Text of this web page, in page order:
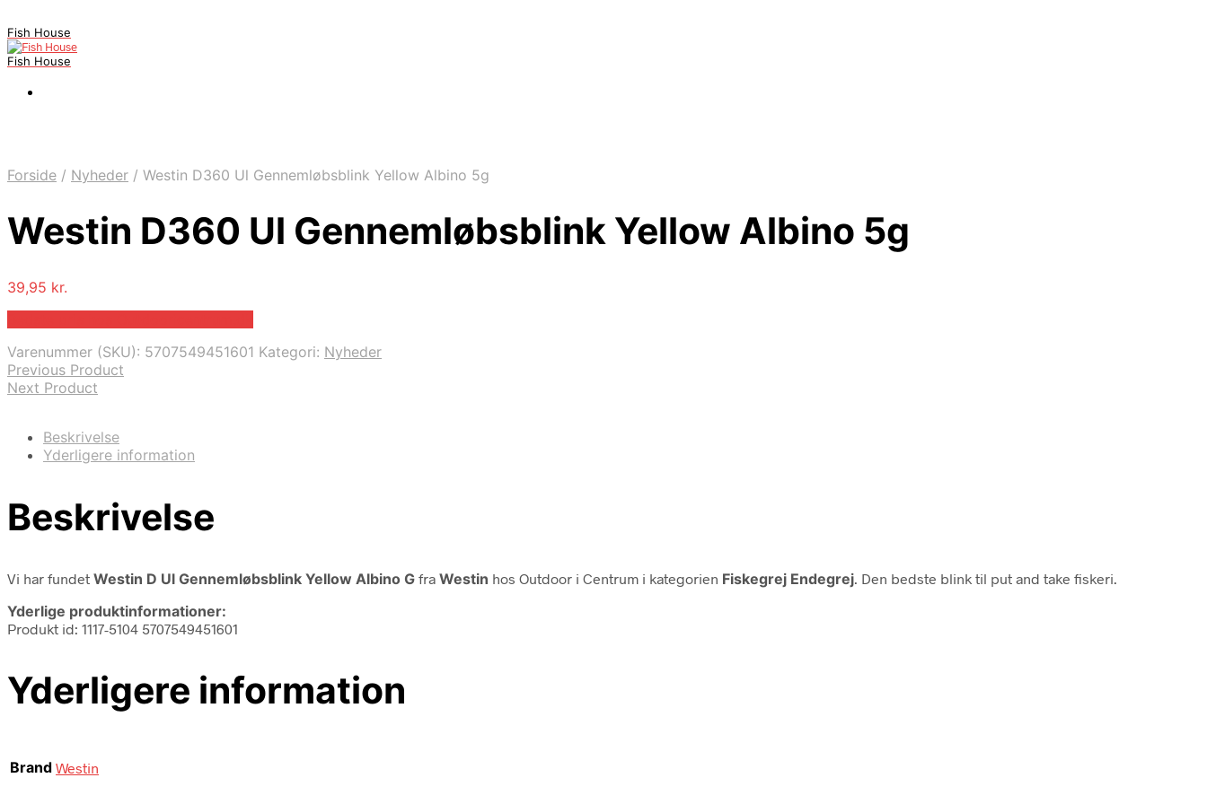
Fish House
Fish House
Forside / Nyheder / Westin D360 Ul Gennemløbsblink Yellow Albino 5g
Westin D360 Ul Gennemløbsblink Yellow Albino 5g
39,95 kr.
Varenummer (SKU): 5707549451601 Kategori: Nyheder
Previous Product
Next Product
Beskrivelse
Yderligere information
Beskrivelse
Vi har fundet Westin D Ul Gennemløbsblink Yellow Albino G fra Westin hos Outdoor i Centrum i kategorien Fiskegrej Endegrej . Den bedste blink til put and take fiskeri.
Yderlige produktinformationer:
Produkt id: 1117-5104 5707549451601
Yderligere information
Brand Westin